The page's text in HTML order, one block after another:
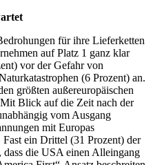
für ihre Lieferketten
auf Platz 1 ganz klar
vor der Gefahr von
(6 Prozent) an.
größten außereuropäischen
Blick auf die Zeit nach der
vom Ausgang
mit Europas
ein Drittel (31 Prozent) der
dass die USA einen Alleingang